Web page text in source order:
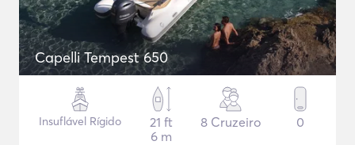
Capelli Tempest 650
Insuflável Rígido
21 ft
6 m
8 Cruzeiro 0